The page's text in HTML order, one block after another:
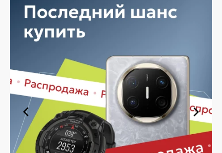
Память
Планируете покупку в рассрочку? У нас есть такая
услуга. Мы предлагаем удобные условия оплаты,
позволяющие сделать покупку комфортной. Просто
выберите нужную позицию, добавьте в корзину и
Ассортимент в магазине iSpace в
На нашей торговой платформе представлен широкий
выбор продукции. Среди ассортимента, как новинки
рынка, так и проверенные временем модели. Каждый
продукт в каталоге соответствует стандартам
качества. Вы можете выбрать и заказать в в удобной
конфигурации и с доступной ценой.